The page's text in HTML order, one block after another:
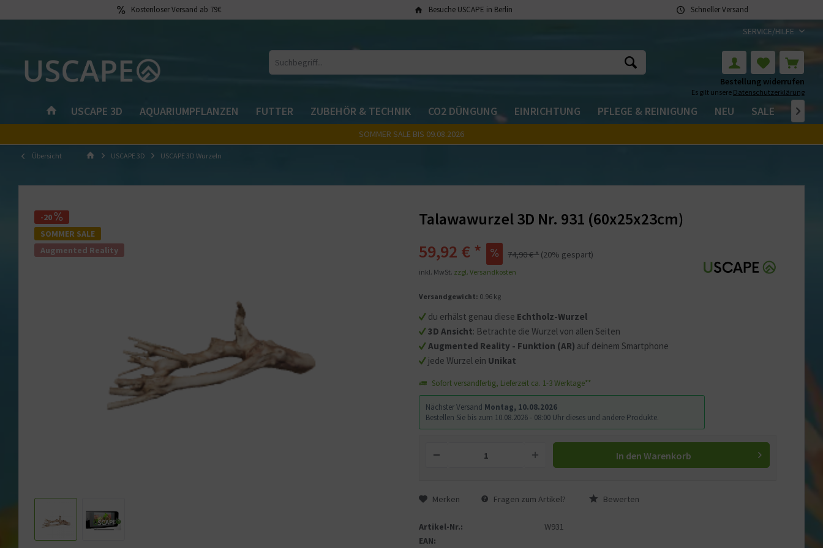
Kostenloser Versand ab 79€ Besuche USCAPE in Berlin Schneller Versand
SERVICE/HILFE
Bestellung widerrufen
Es gilt unsere Datenschutzerklärung
USCAPE 3D AQUARIUMPFLANZEN FUTTER ZUBEHÖR & TECHNIK CO2 DÜNGUNG EINRICHTUNG PFLEGE & REINIGUNG NEU SALE 
SOMMER SALE BIS 09.08.2026
Übersicht USCAPE 3D USCAPE 3D Wurzeln
-20
SOMMER SALE
Augmented Reality
Mit dem Aufruf des Videos erklären
Sie sich einverstanden, dass Ihre Daten an YouTube
übermittelt werden und dass Sie dieDatenschutzerklärung
gelesen haben.
Talawawurzel 3D Nr. 931 (60x25x23cm)
du erhälst genau diese Echtholz-Wurzel
3D Ansicht: Betrachte die Wurzel von allen Seiten
Augmented Reality - Funktion (AR) auf deinem Smartphone
jede Wurzel ein Unikat
59,92 € * 74,90 € * (20% gespart)
inkl. MwSt. zzgl. Versandkosten
Versandgewicht: 0.96 kg
Sofort versandfertig, Lieferzeit ca. 1-3 Werktage**
Nächster Versand Montag, 10.08.2026
Bestellen Sie bis zum 10.08.2026 - 08:00 Uhr dieses und andere Produkte.
In den Warenkorb
Merken Fragen zum Artikel? Bewerten
Artikel-Nr.:
W931
EAN: